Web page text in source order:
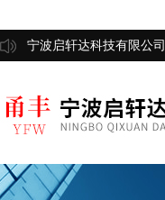
宁波启轩达科技有限公司